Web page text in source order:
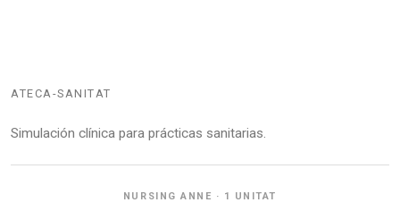
ATECA-SANITAT
Simulación clínica para prácticas sanitarias.
NURSING ANNE · 1 UNITAT